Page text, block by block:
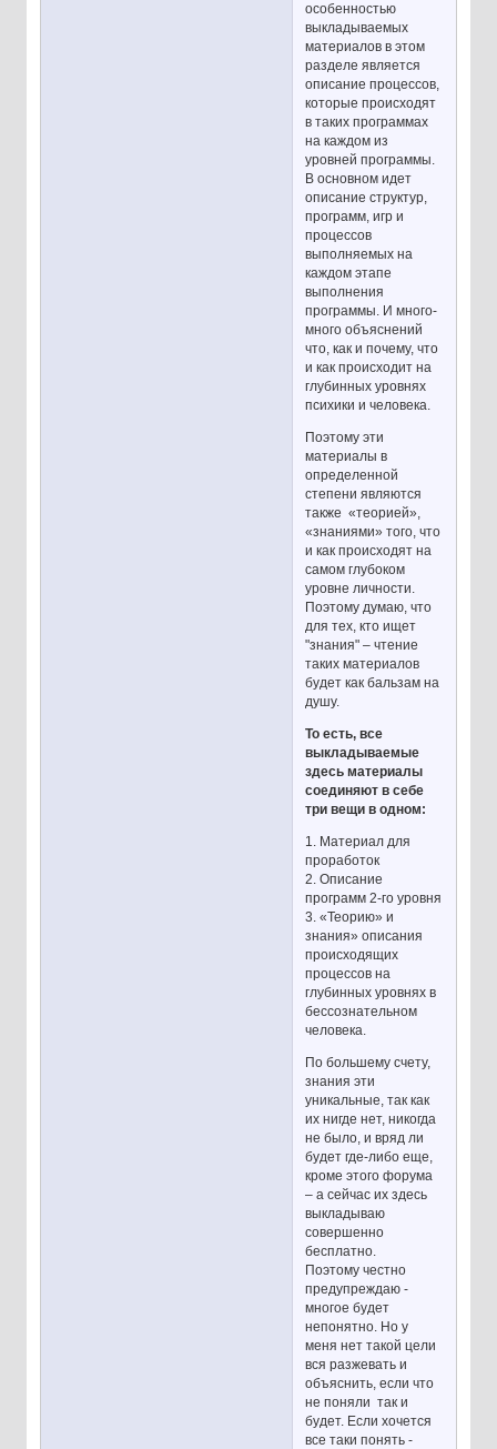
особенностью
выкладываемых
материалов в этом
разделе является
описание процессов,
которые происходят
в таких программах
на каждом из
уровней программы.
В основном идет
описание структур,
программ, игр и
процессов
выполняемых на
каждом этапе
выполнения
программы. И много-
много объяснений
что, как и почему, что
и как происходит на
глубинных уровнях
психики и человека.
Поэтому эти
материалы в
определенной
степени являются
также «теорией»,
«знаниями» того, что
и как происходят на
самом глубоком
уровне личности.
Поэтому думаю, что
для тех, кто ищет
"знания" – чтение
таких материалов
будет как бальзам на
душу.
То есть, все
выкладываемые
здесь материалы
соединяют в себе
три вещи в одном:
1. Материал для
проработок
2. Описание
программ 2-го уровня
3. «Теорию» и
знания» описания
происходящих
процессов на
глубинных уровнях в
бессознательном
человека.
По большему счету,
знания эти
уникальные, так как
их нигде нет, никогда
не было, и вряд ли
будет где-либо еще,
кроме этого форума
– а сейчас их здесь
выкладываю
совершенно
бесплатно.
Поэтому честно
предупреждаю -
многое будет
непонятно. Но у
меня нет такой цели
вся разжевать и
объяснить, если что
не поняли так и
будет. Если хочется
все таки понять -